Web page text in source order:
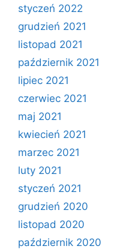
styczeń 2022
grudzień 2021
listopad 2021
październik 2021
lipiec 2021
czerwiec 2021
maj 2021
kwiecień 2021
marzec 2021
luty 2021
styczeń 2021
grudzień 2020
listopad 2020
październik 2020